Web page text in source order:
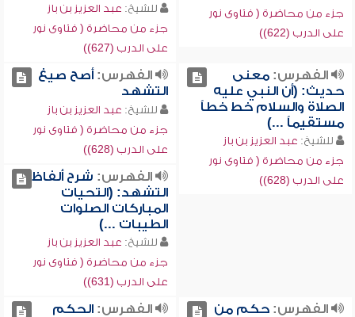
جزء من محاضرة ( فتاوى نور
على الدرب (622))
للشيخ: عبد العزيز بن باز
جزء من محاضرة ( فتاوى نور
على الدرب (627))
الفهرس:معنى
حديث: (أن النبي عليه
الصلاة والسلام خط خطاً
مستقيماً ...)
للشيخ: عبد العزيز بن باز
جزء من محاضرة ( فتاوى نور
على الدرب (628))
الفهرس:أصح صيغ
التشهد
للشيخ: عبد العزيز بن باز
جزء من محاضرة ( فتاوى نور
على الدرب (628))
الفهرس: شرح ألفاظ
التشهد: (التحيات
المباركات الصلوات
الطيبات ...)
للشيخ: عبد العزيز بن باز
جزء من محاضرة ( فتاوى نور
على الدرب (631))
الفهرس:حكم من
الفهرس:الحكم